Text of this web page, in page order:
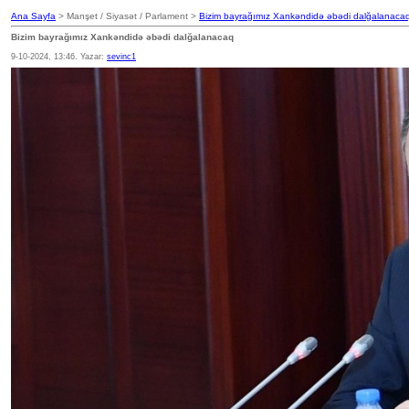
Ana Sayfa > Manşet / Siyasət / Parlament > Bizim bayrağımız Xankəndidə əbədi
Bizim bayrağımız Xankəndidə əbədi dalğalanacaq
9-10-2024, 13:46. Yazar: sevinc1